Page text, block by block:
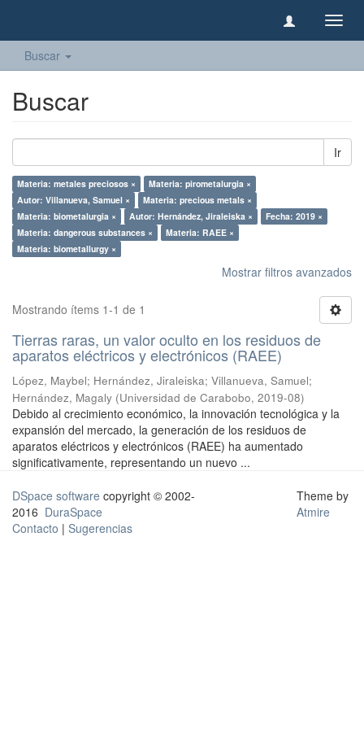
Buscar
Buscar
Ir
Materia: metales preciosos ×
Materia: pirometalurgia ×
Autor: Villanueva, Samuel ×
Materia: precious metals ×
Materia: biometalurgia ×
Autor: Hernández, Jiraleiska ×
Fecha: 2019 ×
Materia: dangerous substances ×
Materia: RAEE ×
Materia: biometallurgy ×
Mostrar filtros avanzados
Mostrando ítems 1-1 de 1
Tierras raras, un valor oculto en los residuos de
aparatos eléctricos y electrónicos (RAEE)
López, Maybel; Hernández, Jiraleiska; Villanueva, Samuel;
Hernández, Magaly (Universidad de Carabobo, 2019-08)
Debido al crecimiento económico, la innovación tecnológica y la
expansión del mercado, la generación de los residuos de
aparatos eléctricos y electrónicos (RAEE) ha aumentado
significativamente, representando un nuevo ...
DSpace software copyright © 2002-
2016 DuraSpace
Contacto | Sugerencias
Theme by
Atmire